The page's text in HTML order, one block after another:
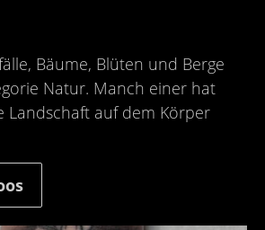
Bäume, Blüten und Berge
Natur. Manch einer hat
Landschaft auf dem Körper